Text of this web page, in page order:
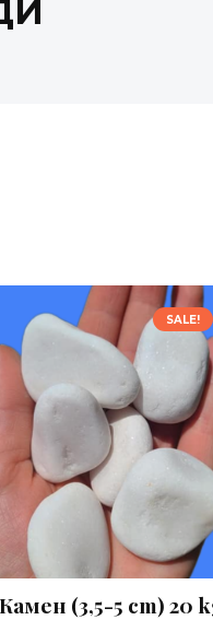
SALE!
(3,5-5 cm) 20